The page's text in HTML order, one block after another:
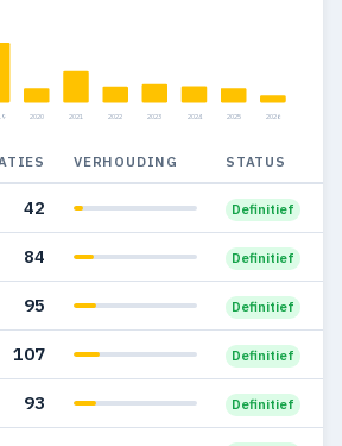
261
265
457
496
651
209
213
2020 2021 2022 2023 2024 2025 2026
VERHOUDING STATUS
42 Definitief
84 Definitief
95 Definitief
107 Definitief
93 Definitief